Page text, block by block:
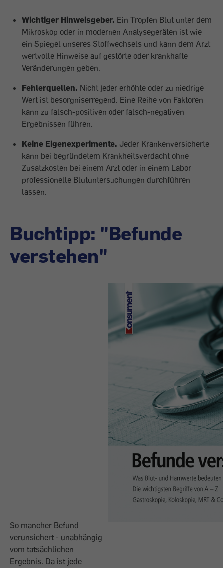
Wichtiger Hinweisgeber. Ein Tropfen Blut unter dem
Mikroskop oder in modernen Analysegeräten ist wie
ein Spiegel unseres Stoffwechsels und kann dem Arzt
wertvolle Hinweise auf gestörte oder krankhafte
Veränderungen geben.
Fehlerquellen. Nicht jeder erhöhte oder zu niedrige
Wert ist besorgniserregend. Eine Reihe von Faktoren
kann zu falsch-positiven oder falsch-negativen
Ergebnissen führen.
Keine Eigenexperimente. Jeder Krankenversicherte
kann bei begründetem Krankheitsverdacht ohne
Zusatzkosten bei einem Arzt oder in einem Labor
professionelle Blutuntersuchungen durchführen
lassen.
Buchtipp: "Befunde
verstehen"
So mancher Befund
verunsichert - unabhängig
vom tatsächlichen
Ergebnis. Da ist jede